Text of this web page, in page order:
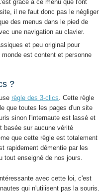
grâce à ce menu que l'ont
il ne faut donc pas le négliger
des menus dans le pied de
une navigation au clavier.
et peu original pour
est content et personne
?
règle des 3-clics. Cette règle
que toutes les pages d'un site
sinon l'internaute est lassé et
basée sur aucune vérité
que cette règle est totalement
rapidement démentie par les
tout enseigné de nos jours.
avec cette loi, c'est
qui n'utilisent pas la souris.